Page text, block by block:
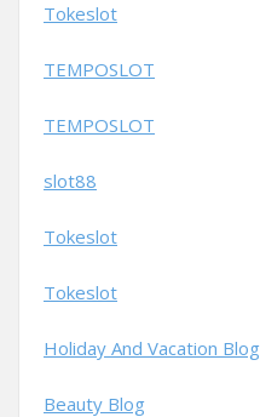
Tokeslot
TEMPOSLOT
TEMPOSLOT
slot88
Tokeslot
Tokeslot
Holiday And Vacation Blog
Beauty Blog